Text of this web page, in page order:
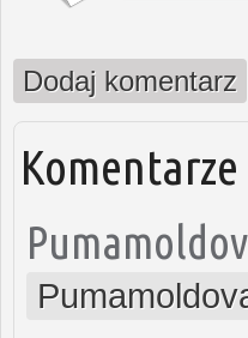
Dodaj komentarz
Komentarze